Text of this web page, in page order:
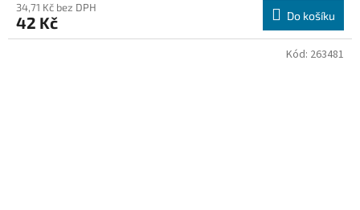
34,71 Kč bez DPH
42 Kč Do košíku
Kód: 263481